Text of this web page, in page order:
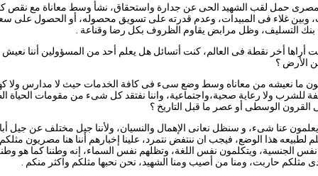
حمل لقب الشهيد الحى عن جدارة واستحقاق، نشأ وسط معاناة مع نقص
وبين غلاء فى المبيدات، وعدم قدرته على تسويق محصوله، أو الحصول على
بنك التسليف، وظل مرابض يقاوم الظروف بكل رضا وقناعة .
أراها أخر نقطة فى العالم، كنت أتسائل هل يعلم أحد من المسؤولين أننا
الأرض ؟
ما نعيشه من معاناه وسط وضع سىء فى كافة الخدمات حيث لا مدارس ولا
للشرب ولا رعاية صحية،واجتماعية، واننا نفتقد كل شىء من مقومات الحياة
القرون الوسطى أو عصر ما قبل التاريخ ؟
يعلمون عنا شىء، و سنظل نعانى الإهمال والنسيان، ولأننا جيل مختلف عن جيل
لطبيعه هذا الوضع، فيجب ان ننتفض نتمرد، علينا إخبارهم أننا هنا مصريون
الجنسية، ويتكلمون نفس اللغة، وتظلهم نفس السماء، إنه وطننا كما هو
مثلكم حاربت، ومنا من أصيب ومنا الشهيد، نحن نحبها مثلكم واكثر منكم .